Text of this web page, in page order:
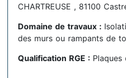
CHARTREUSE , 81100
Domaine de travaux :
des murs ou rampants de
Qualification RGE :